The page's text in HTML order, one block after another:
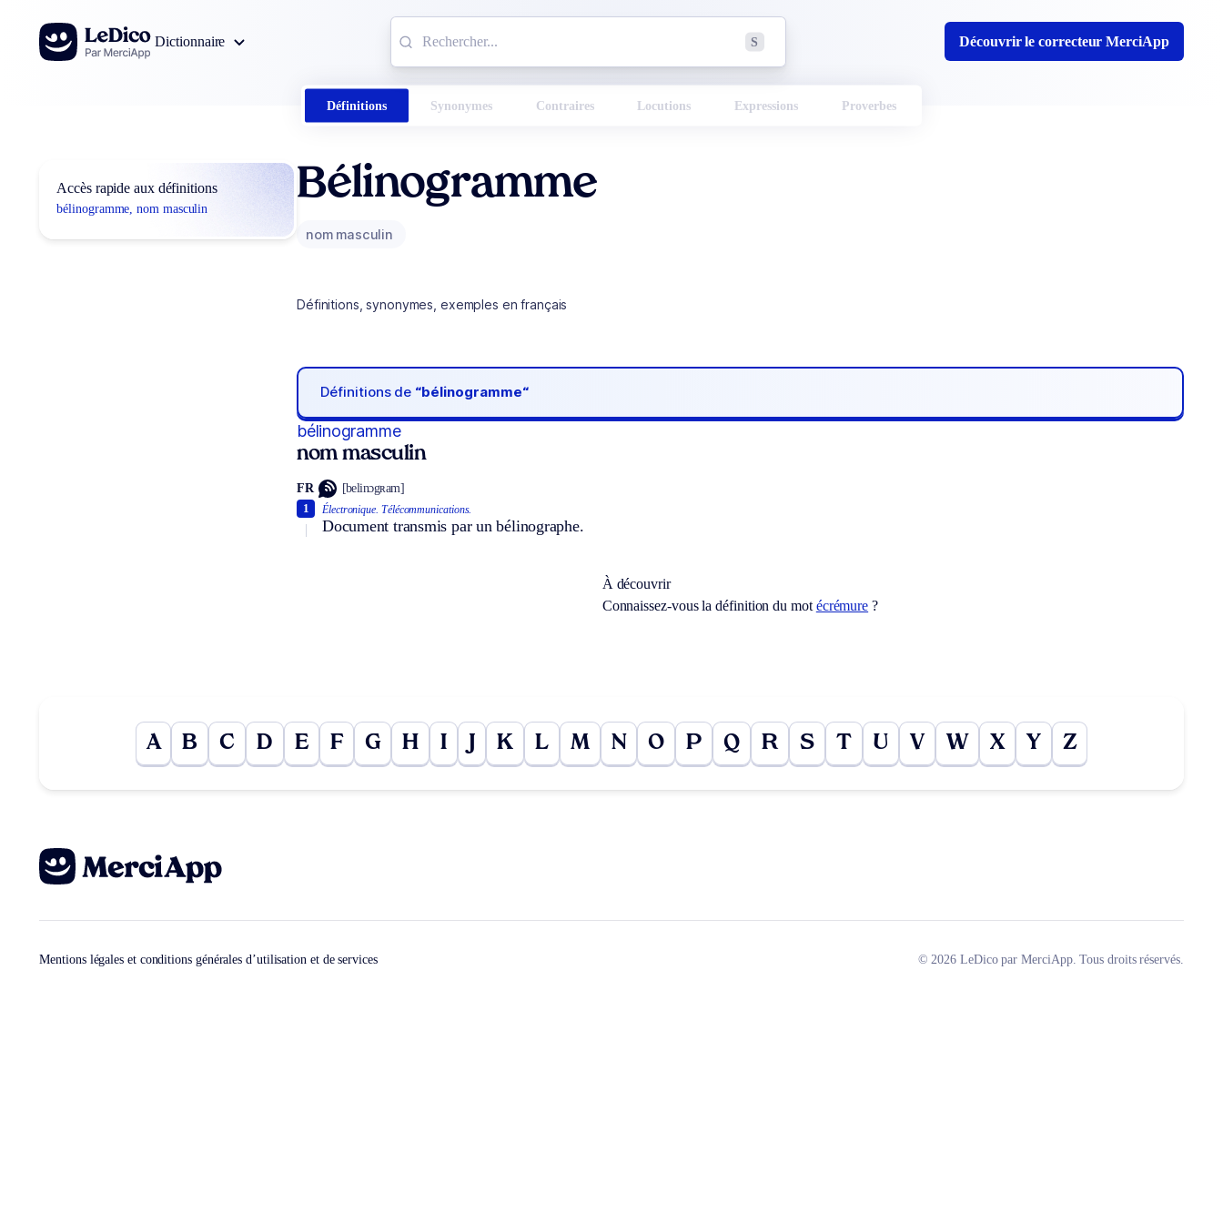
Aller au contenu
Dictionnaire
S Découvrir le correcteur MerciApp
Définitions Synonymes Contraires Locutions Expressions Proverbes
Accès rapide aux définitions
bélinogramme, nom masculin
Bélinogramme
nom masculin
Définitions, synonymes, exemples en français
Définitions de “bélinogramme“
bélinogramme
nom masculin
FR [belinɔgʀam]
Électronique. Télécommunications.
Document transmis par un bélinographe.
1
À découvrir
Connaissez-vous la définition du mot écrémure ?
A B C D E F G H I K L M N O P Q R S T U V W X Y Z
Mentions légales et conditions générales d’utilisation et de services © 2026 LeDico par MerciApp. Tous droits réservés.